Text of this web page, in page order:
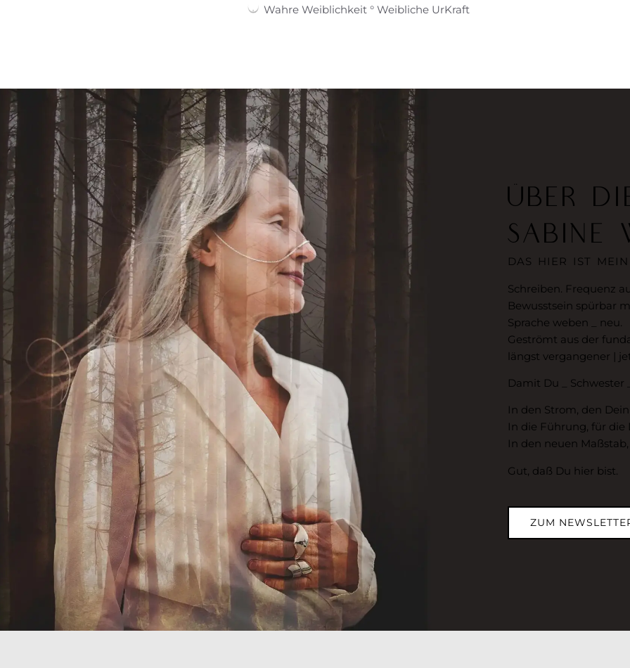
Wahre Weiblichkeit ° Weibliche UrKraft
ÜBER
SABINE
DAS HIER IST
Schreiben. Frequenz
Bewusstsein spürbar
Sprache weben _ neu.
Geströmt aus der
längst vergangener |
Damit Du _ Schwester
In den Strom, den
In die Führung, für die
In den neuen
Gut, daß Du hier bist.
ZUM